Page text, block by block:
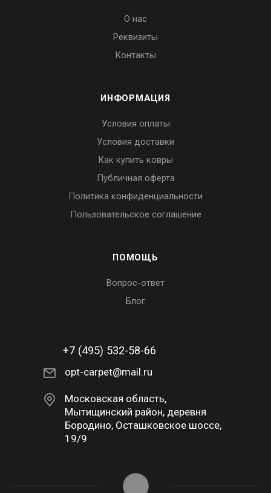
О нас
Реквизиты
Контакты
ИНФОРМАЦИЯ
Условия оплаты
Условия доставки
Как купить ковры
Публичная оферта
Политика конфиденциальности
Пользовательское соглашение
ПОМОЩЬ
Вопрос-ответ
Блог
+7 (495) 532-58-66
opt-carpet@mail.ru
Московская область,
Мытищинский район, деревня
Бородино, Осташковское шоссе,
19/9